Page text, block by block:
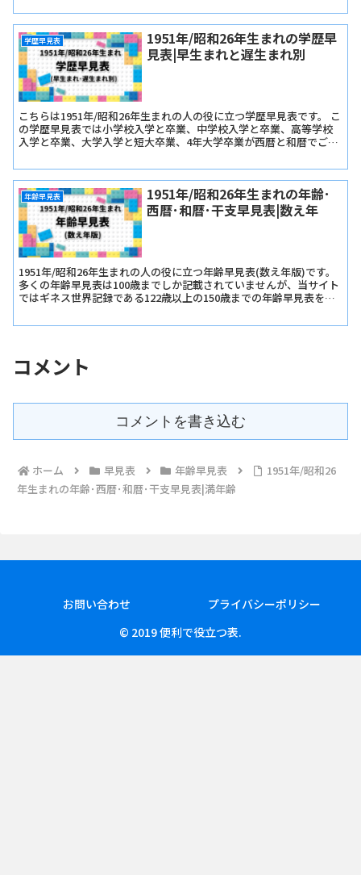
学歴早見表
1951年/昭和26年生まれの学歴早
見表|早生まれと遅生まれ別
こちらは1951年/昭和26年生まれの人の役に立つ学歴早見表です。 こ
の学歴早見表では小学校入学と卒業、中学校入学と卒業、高等学校
入学と卒業、大学入学と短大卒業、4年大学卒業が西暦と和暦でご確
年齢早見表
1951年/昭和26年生まれの年齢･
西暦･和暦･干支早見表|数え年
1951年/昭和26年生まれの人の役に立つ年齢早見表(数え年版)です。
多くの年齢早見表は100歳までしか記載されていませんが、当サイト
ではギネス世界記録である122歳以上の150歳までの年齢早見表を記
コメント
コメントを書き込む
ホーム 早見表 年齢早見表
1951年/昭和26
年生まれの年齢･西暦･和暦･干支早見表|満年齢
お問い合わせ
プライバシーポリシー
© 2019 便利で役立つ表.